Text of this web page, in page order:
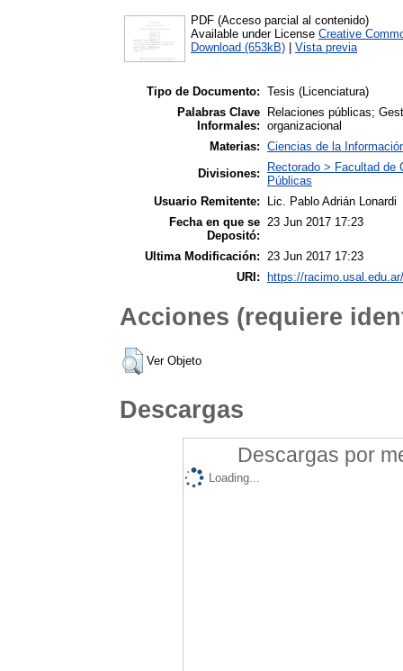
PDF (Acceso parcial al contenido)
Available under License Creative
Download (653kB)
Vista previa
Tipo de Documento: Tesis (Licenciatura)
Palabras Clave
Informales:
Relaciones públicas;
organizacional
Materias: Ciencias de la
Divisiones:
Rectorado > Facultad
Públicas
Usuario Remitente:
Lic. Pablo Adrián Lonardi
Fecha en que se
Depositó:
23 Jun 2017 17:23
Ultima Modificación: 23 Jun 2017 17:23
URI:
https://
Acciones (requiere
Ver Objeto
Descargas
Descargas por
Loading...